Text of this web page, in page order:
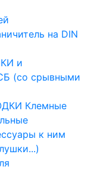
на DIN
и
(со срывными
Клемные
к ним